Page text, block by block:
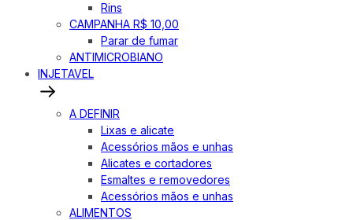
Rins
CAMPANHA R$ 10,00
Parar de fumar
ANTIMICROBIANO
INJETAVEL
A DEFINIR
Lixas e alicate
Acessórios mãos e unhas
Alicates e cortadores
Esmaltes e removedores
Acessórios mãos e unhas
ALIMENTOS